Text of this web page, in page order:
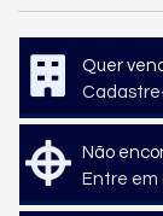
Quer
Não
Entre